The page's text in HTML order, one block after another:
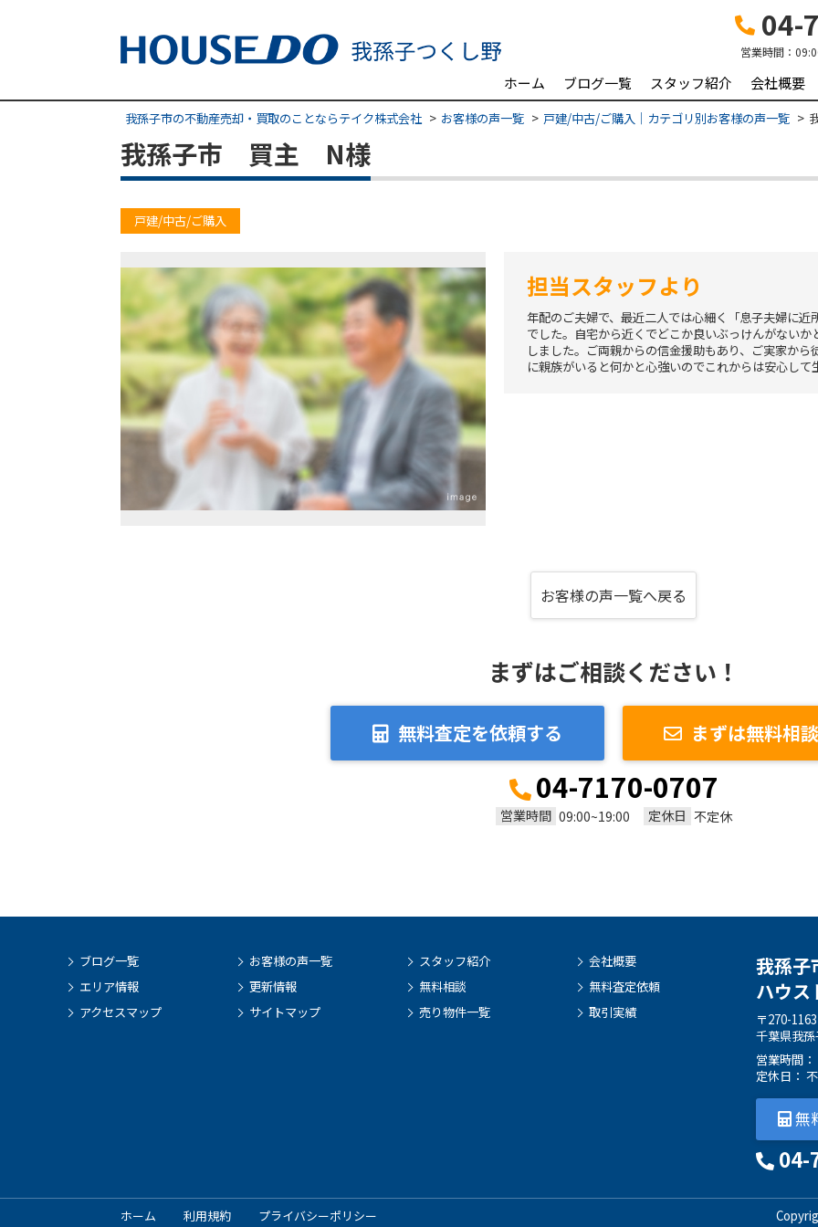
04-
営業時間：
ホーム ブログ一覧 スタッフ紹介 会社概要
我孫子市の不動産売却・買取のことならテイク株式会社 お客様の声一覧 戸建/中古/ご購入｜カテゴリ別お客様の声一覧
我孫子市 買主 N様
戸建/中古/ご購入
担当スタッフより
年配のご夫婦で、最近二人では心細く「息子夫婦に
でした。自宅から近くでどこか良いぶっけんがない
しました。ご両親からの信金援助もあり、ご実家か
に親族がいると何かと心強いのでこれからは安心し
お客様の声一覧へ戻る
まずはご相談ください！
無料査定を依頼する まずは無料相
04-7170-0707
営業時間 09:00~19:00 定休日 不定休
ブログ一覧
エリア情報
アクセスマップ
お客様の声一覧
更新情報
サイトマップ
スタッフ紹介
無料相談
売り物件一覧
会社概要
無料査定依頼
取引実績
我孫子
ハウス
〒270-1163
千葉県我
営業時間：
定休日：
無
04-
ホーム 利用規約 プライバシーポリシー